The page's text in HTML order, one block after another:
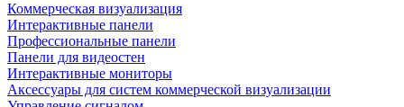
Коммерческая визуализация
Интерактивные панели
Профессиональные панели
Панели для видеостен
Интерактивные мониторы
Аксессуары для систем коммерческой визуализации